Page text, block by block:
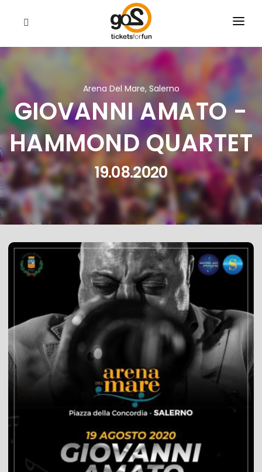
EVENTI
CHI SIAMO
RIVENDITORI
Arena Del Mare, Salerno
GIOVANNI AMATO -
HAMMOND QUARTET
19.08.2020